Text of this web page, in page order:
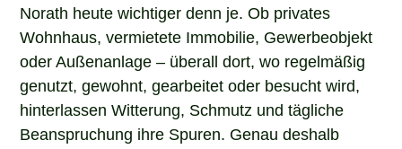
Norath heute wichtiger denn je. Ob privates
Wohnhaus, vermietete Immobilie, Gewerbeobjekt
oder Außenanlage – überall dort, wo regelmäßig
genutzt, gewohnt, gearbeitet oder besucht wird,
hinterlassen Witterung, Schmutz und tägliche
Beanspruchung ihre Spuren. Genau deshalb